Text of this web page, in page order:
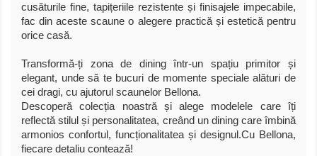
cusăturile fine, tapițeriile rezistente și finisajele impecabile,
fac din aceste scaune o alegere practică și estetică pentru
orice casă.
Transformă-ți zona de dining într-un spațiu primitor și
elegant, unde să te bucuri de momente speciale alături de
cei dragi, cu ajutorul scaunelor Bellona.
Descoperă colecția noastră și alege modelele care îți
reflectă stilul și personalitatea, creând un dining care îmbină
armonios confortul, funcționalitatea și designul.Cu Bellona,
fiecare detaliu contează!